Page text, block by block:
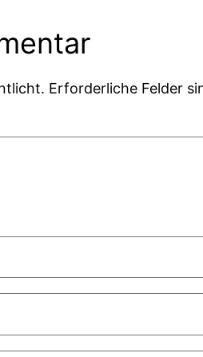
Erforderliche Felder